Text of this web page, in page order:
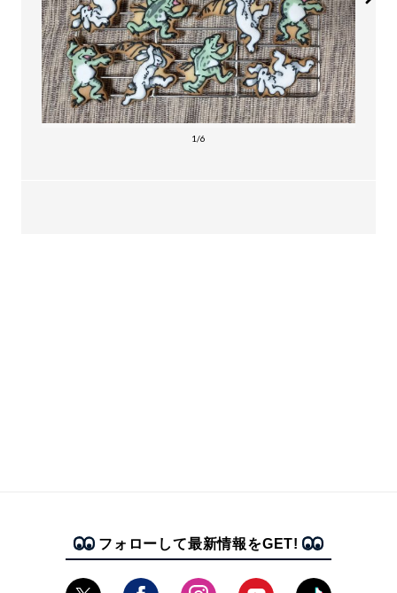
1/6
フォローして最新情報をGET!